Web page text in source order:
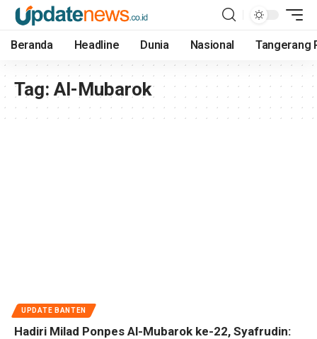
Beranda Headline Dunia Nasional Tangerang
Tag: Al-Mubarok
UPDATE BANTEN
Hadiri Milad Ponpes Al-Mubarok ke-22, Syafrudin: